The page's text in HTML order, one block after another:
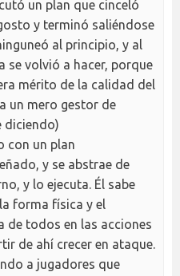
un plan que cinceló
y terminó saliéndose
al principio, y al
se volvió a hacer, porque
mérito de la calidad del
un mero gestor de
diciendo)
con un plan
y se abstrae de
y lo ejecuta. Él sabe
forma física y el
de todos en las acciones
de ahí crecer en ataque.
a jugadores que